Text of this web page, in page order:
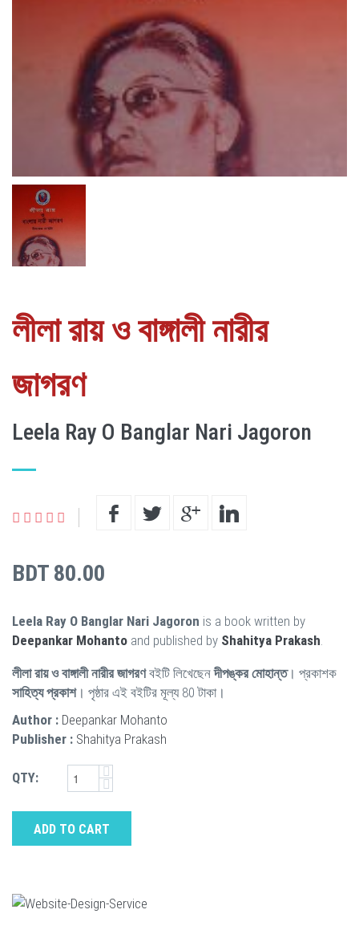
লীলা রায় ও বাঙ্গালী নারীর
জাগরণ
Leela Ray O Banglar Nari Jagoron
BDT 80.00
Leela Ray O Banglar Nari Jagoron is a book written by
Deepankar Mohanto and published by Shahitya Prakash
লীলা রায় ও বাঙ্গালী নারীর জাগরণবইটি লিখেছেনদীপঙ্কর মোহান্ত। প্রকাশক
সাহিত্য প্রকাশ। পৃষ্ঠার এই বইটির মূল্য 80 টাকা।
Author : Deepankar Mohanto
Publisher : Shahitya Prakash
QTY:
ADD TO CART